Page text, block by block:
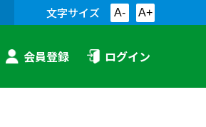
文字サイズ A- A+
会員登録 ログイン